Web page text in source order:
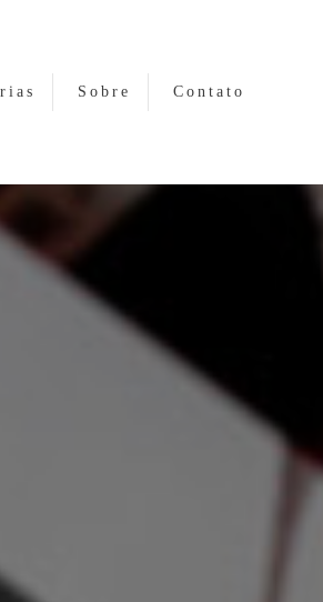
Sobre Contato